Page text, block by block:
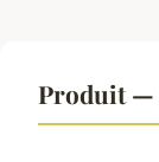
Produit —